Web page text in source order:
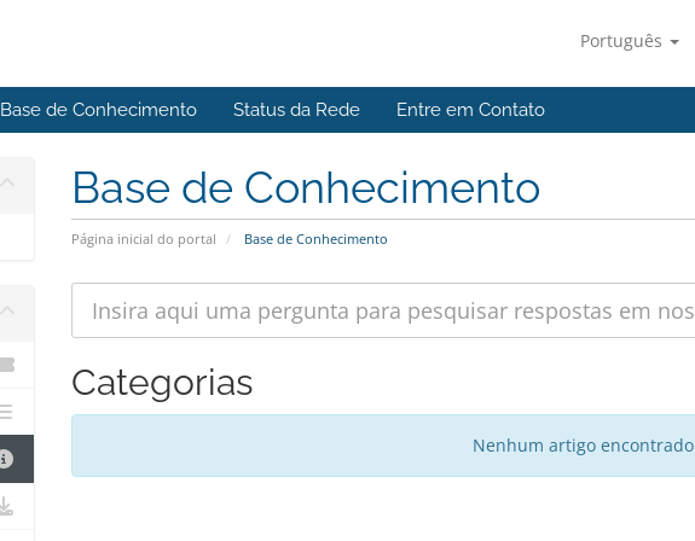
Português
Base de Conhecimento Status da Rede Entre em Contato
Base de Conhecimento
Página inicial do portal Base de Conhecimento
Categorias
Nenhum artigo encontrado